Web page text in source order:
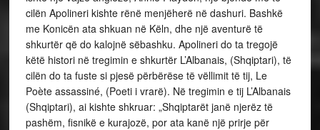
cilën Apolineri kishte rënë menjëherë në dashuri. Bashkë
me Konicën ata shkuan në Këln, dhe një aventurë të
shkurtër që do kalojnë sëbashku. Apolineri do ta tregojë
këtë histori në tregimin e shkurtër L’Albanais, (Shqiptari), të
cilën do ta fuste si pjesë përbërëse të vëllimit të tij, Le
Poète assassiné, (Poeti i vrarë). Në tregimin e tij L’Albanais
(Shqiptari), ai kishte shkruar: „Shqiptarët janë njerëz të
pashëm, fisnikë e kurajozë, por ata kanë një prirje për